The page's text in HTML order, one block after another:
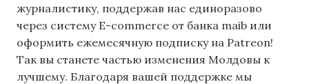
журналистику, поддержав нас единоразово
через систему E-commerce от банка maib или
оформить ежемесячную подписку на Patreon!
Так вы станете частью изменения Молдовы к
лучшему. Благодаря вашей поддержке мы